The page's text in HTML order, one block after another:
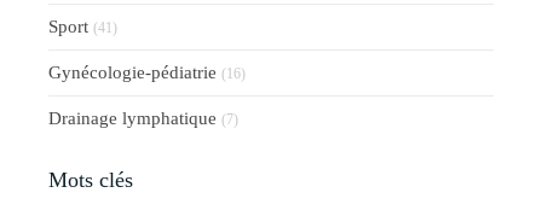
Sport (41)
Gynécologie-pédiatrie (16)
Drainage lymphatique (7)
Mots clés